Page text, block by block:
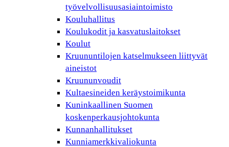
työvelvollisuusasiaintoimisto
Kouluhallitus
Koulukodit ja kasvatuslaitokset
Koulut
Kruununtilojen katselmukseen liittyvät
aineistot
Kruununvoudit
Kultaesineiden keräystoimikunta
Kuninkaallinen Suomen
koskenperkausjohtokunta
Kunnanhallitukset
Kunniamerkkivaliokunta